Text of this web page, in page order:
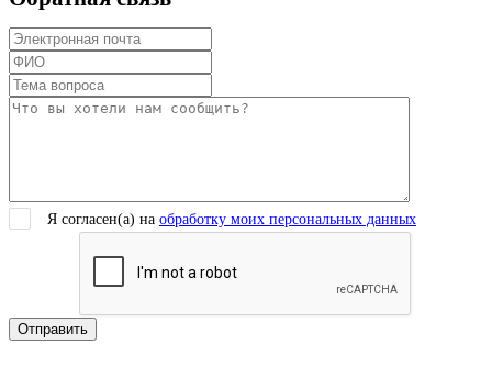
Я согласен(a) на обработку моих персональных данных